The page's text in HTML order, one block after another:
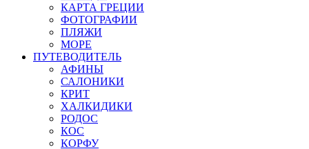
КАРТА ГРЕЦИИ
ФОТОГРАФИИ
ПЛЯЖИ
МОРЕ
ПУТЕВОДИТЕЛЬ
АФИНЫ
САЛОНИКИ
КРИТ
ХАЛКИДИКИ
РОДОС
КОС
КОРФУ